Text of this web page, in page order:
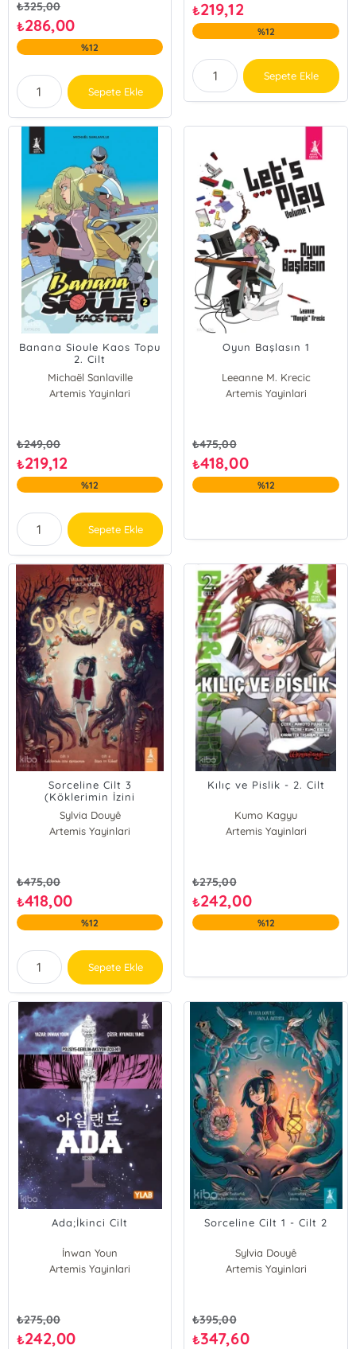
₺325,00
₺286,00
%12
Sepete Ekle
₺219,12
%12
Sepete Ekle
Banana Sioule Kaos Topu
2. Cilt
Michaël Sanlaville
Artemis Yayinlari
₺249,00
₺219,12
%12
Sepete Ekle
Oyun Başlasın 1
Leeanne M. Krecic
Artemis Yayinlari
₺475,00
₺418,00
%12
Sorceline Cilt 3
(Köklerimin İzini
Sürüyorum) - Cilt 4 (Rüya
ve Kâbus)
Sylvia Douyê
Artemis Yayinlari
₺475,00
₺418,00
%12
Sepete Ekle
Kılıç ve Pislik - 2. Cilt
Kumo Kagyu
Artemis Yayinlari
₺275,00
₺242,00
%12
Ada;İkinci Cilt
İnwan Youn
Artemis Yayinlari
₺275,00
₺242,00
Sorceline Cilt 1 - Cilt 2
Sylvia Douyê
Artemis Yayinlari
₺395,00
₺347,60